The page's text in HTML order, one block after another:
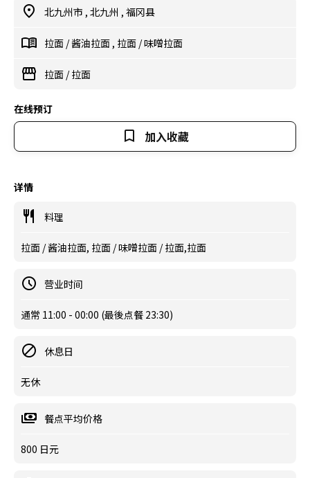
北九州市 , 北九州 , 福冈县
拉面 /酱油拉面 , 拉面 /味噌拉面
拉面 /拉面
在线预订
加入收藏
详情
料理
拉面 / 酱油拉面, 拉面 / 味噌拉面 / 拉面,拉面
营业时间
通常 11:00 - 00:00 (最後点餐 23:30)
休息日
无休
餐点平均价格
800 日元